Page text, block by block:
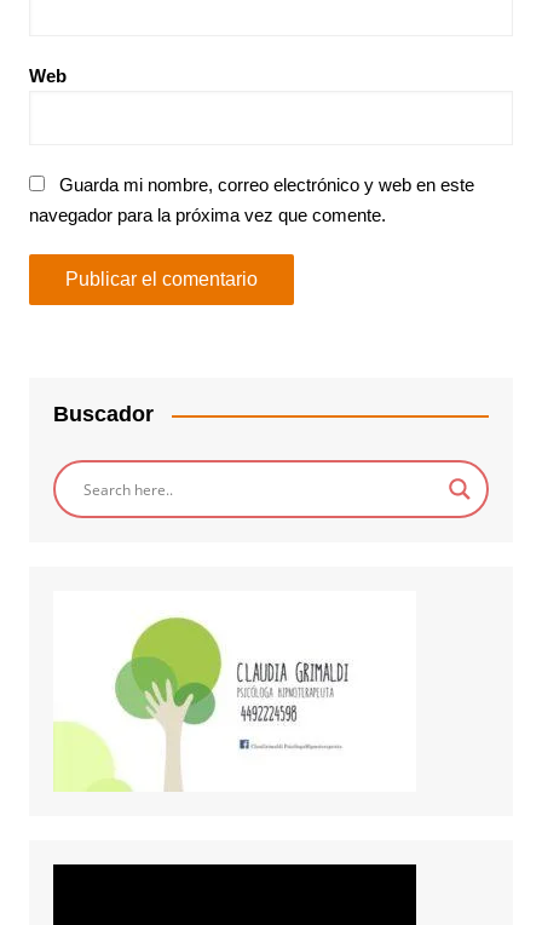
Web
Guarda mi nombre, correo electrónico y web en este
navegador para la próxima vez que comente.
Buscador